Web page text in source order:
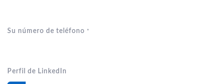
Su número de teléfono *
Perfil de LinkedIn